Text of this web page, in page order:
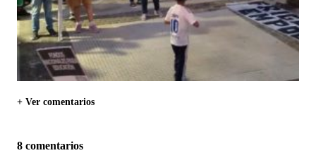
+ Ver comentarios
8 comentarios